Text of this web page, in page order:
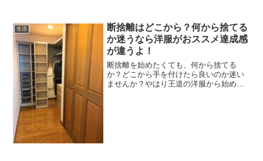
生活
断捨離はどこから？何から捨てる
か迷うなら洋服がおススメ達成感
が違うよ！
断捨離を始めたくても、何から捨てる
か？どこから手を付けたら良いのか迷い
ませんか？やはり王道の洋服から始める